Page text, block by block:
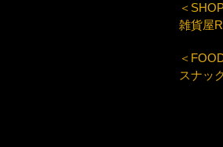
＜
雑貨屋
＜
スナッ